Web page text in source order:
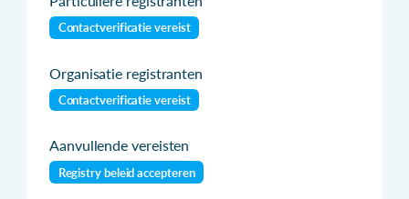
Contactverificatie vereist
Organisatie registranten
Contactverificatie vereist
Aanvullende vereisten
Registry beleid accepteren